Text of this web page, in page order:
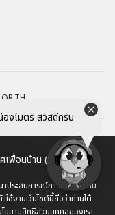
องไมตรี สวัสดีครับ
ยเว็บไซต์
คล
เพื่อนบ้าน (องค์การ
ระสบการณ์การใช้งานให้กับ
าใช้งานเว็บไซต์นี้ถือว่าท่านได้
โยบายสิทธิส่วนบุคคลของเรา